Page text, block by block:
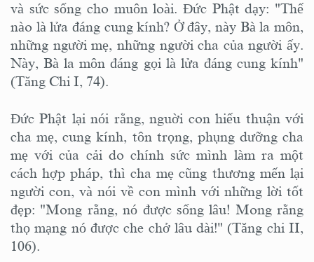
và sức sống cho muôn loài. Đức Phật dạy: "Thế
nào là lửa đáng cung kính? Ở đây, này Bà la môn,
những người mẹ, những người cha của người ấy.
Này, Bà la môn đáng gọi là lửa đáng cung kính"
(Tăng Chi I, 74).
Đức Phật lại nói rằng, nguời con hiếu thuận với
cha mẹ, cung kính, tôn trọng, phụng dưỡng cha
mẹ với của cải do chính sức mình làm ra một
cách hợp pháp, thì cha mẹ cũng thương mến lại
người con, và nói về con mình với những lời tốt
đẹp: "Mong rằng, nó được sống lâu! Mong rằng
thọ mạng nó được che chở lâu dài!" (Tăng chi II,
106).